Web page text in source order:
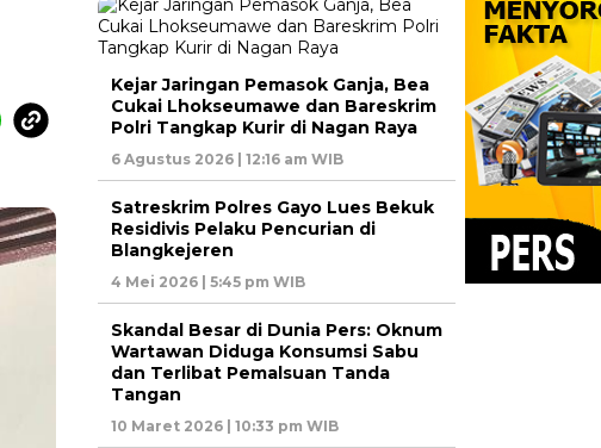
Kejar Jaringan Pemasok Ganja, Bea
Cukai Lhokseumawe dan Bareskrim
Polri Tangkap Kurir di Nagan Raya
6 Agustus 2026 | 12:16 am WIB
Satreskrim Polres Gayo Lues Bekuk
Residivis Pelaku Pencurian di
Blangkejeren
4 Mei 2026 | 5:45 pm WIB
Skandal Besar di Dunia Pers: Oknum
Wartawan Diduga Konsumsi Sabu
dan Terlibat Pemalsuan Tanda
Tangan
10 Maret 2026 | 10:33 pm WIB